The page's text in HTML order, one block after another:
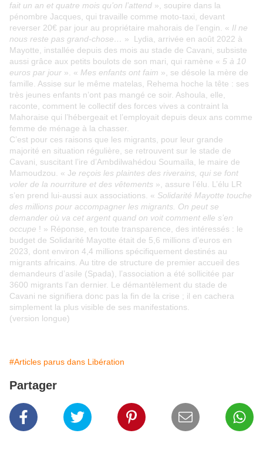
fait un an et quatre mois qu’on l’attend », soupire dans la
pénombre Jacques, qui travaille comme moto-taxi, devant
reverser 20€ par jour au propriétaire mahorais de l’engin. « Il ne
nous reste pas grand-chose…
» Lydia, arrivée en août 2022 à
Mayotte, installée depuis des mois au stade de Cavani, subsiste
aussi grâce aux petits boulots de son mari, qui ramène « 5 à 10
euros par jour ». « Mes enfants ont faim », se désole la mère de
famille. Assise sur le même matelas, Rehema hoche la tête : ses
très jeunes enfants n’ont pas mangé ce soir. Ashoula, elle,
raconte, comment le collectif des forces vives a contraint la
Mahoraise qui l’hébergeait et l’employait depuis deux ans comme
femme de ménage à la chasser.
C’est pour ces raisons que les migrants, pour leur grande
majorité en situation régulière, se retrouvent sur le stade de
Cavani, suscitant l’ire d’Ambdilwahédou Soumaïla, le maire de
Mamoudzou. « Je reçois les plaintes des riverains, qui se font
voler de la nourriture et des vêtements », assure l’élu. L’élu LR
s’en prend lui-aussi aux associations. « Solidarité Mayotte touche
des millions pour accompagner les migrants. On peut se
demander où va cet argent quand on voit comment elle s’en
occupe ! » Réponse, en toute transparence, des intéressés : le
budget de Solidarité Mayotte était de 5,6 millions d’euros en
2023, dont environ 4,4 millions spécifiquement destinés au
migrants africains. Au titre de structure de premier accueil des
demandeurs d’asile (Spada), l’association a été sollicitée par
3600 migrants l’an dernier. Le démantèlement du stade de
Cavani ne signifiera donc pas la fin de la crise ; il en cachera
simplement la plus visible de ses manifestations.
(version longue)
#Articles parus dans Libération
Partager